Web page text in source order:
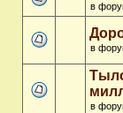
в
в
в